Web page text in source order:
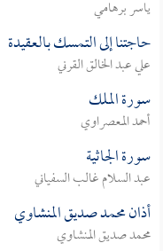
ياسر برهامي
حاجتنا إلى التمسك بالعقيدة
علي عبد الخالق القرني
سورة الملك
أحمد المعصراوي
سورة الجاثية
عبد السلام غالب السفياني
أذان محمد صديق المنشاوي
محمد صديق المنشاوي